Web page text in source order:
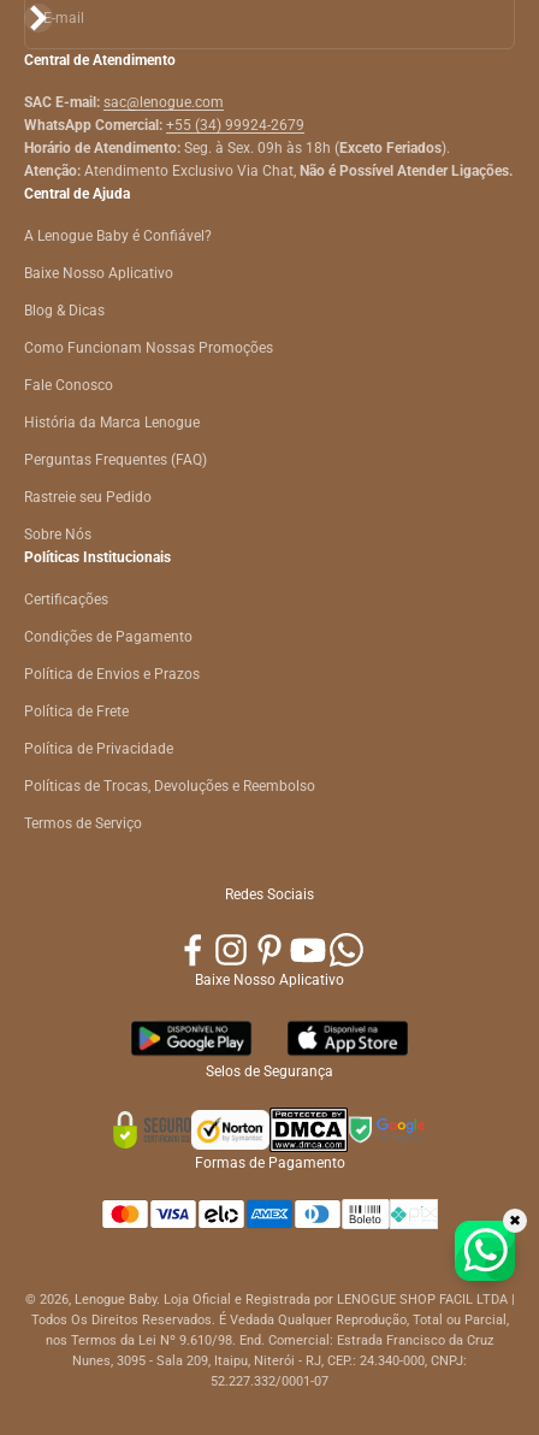
E-mail
Assinar
Central de Atendimento
SAC E-mail: sac@lenogue.com
WhatsApp Comercial: +55 (34) 99924-2679
Horário de Atendimento: Seg. à Sex. 09h às 18h (Exceto Feriados).
Atenção: Atendimento Exclusivo Via Chat, Não é Possível Atender Ligações.
Central de Ajuda
A Lenogue Baby é Confiável?
Baixe Nosso Aplicativo
Blog & Dicas
Como Funcionam Nossas Promoções
Fale Conosco
História da Marca Lenogue
Perguntas Frequentes (FAQ)
Rastreie seu Pedido
Sobre Nós
Políticas Institucionais
Certificações
Condições de Pagamento
Política de Envios e Prazos
Política de Frete
Política de Privacidade
Políticas de Trocas, Devoluções e Reembolso
Termos de Serviço
Redes Sociais
Baixe Nosso Aplicativo
Selos de Segurança
Formas de Pagamento
© 2026, Lenogue Baby. Loja Oficial e Registrada por LENOGUE SHOP FACIL LTDA |
Todos Os Direitos Reservados. É Vedada Qualquer Reprodução, Total ou Parcial,
nos Termos da Lei Nº 9.610/98. End. Comercial: Estrada Francisco da Cruz
Nunes, 3095 - Sala 209, Itaipu, Niterói - RJ, CEP.: 24.340-000, CNPJ:
52.227.332/0001-07
✖